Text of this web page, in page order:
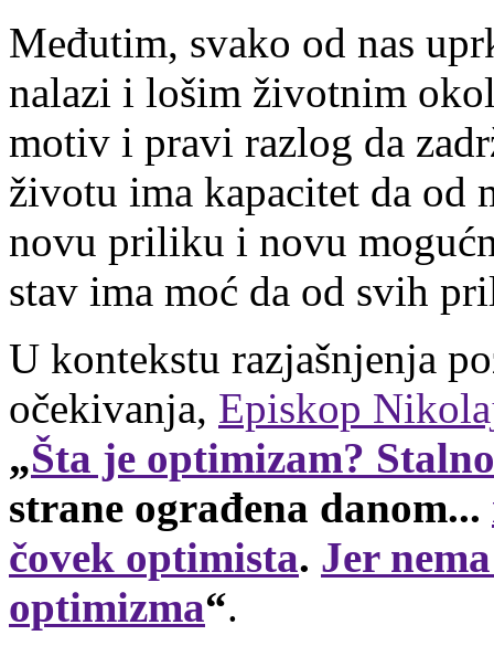
Međutim, svako od nas
nalazi i lošim životnim
motiv i pravi razlog da
životu ima kapacitet da od
novu priliku i novu
stav ima moć da od svih
U kontekstu razjašnjenja
očekivanja, Episkop
„Šta je optimizam?
strane ograđena danom...
čovek optimista. Jer
optimizma“.